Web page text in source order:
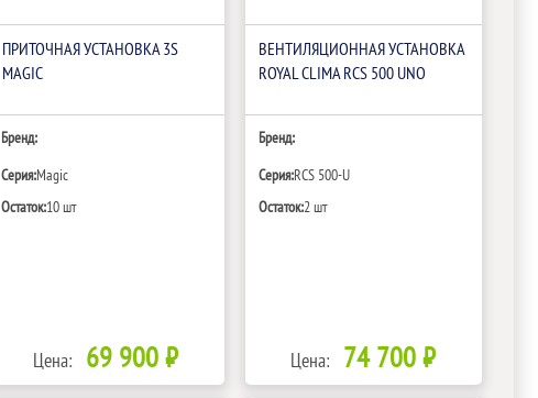
ПРИТОЧНАЯ УСТАНОВКА 3S
MAGIC
Бренд:
Серия:Magic
Остаток:10 шт
Цена: 69 900 ₽
ВЕНТИЛЯЦИОННАЯ УСТАНОВКА
ROYAL CLIMA RCS 500 UNO
Бренд:
Серия:RCS 500-U
Остаток:2 шт
Цена: 74 700 ₽